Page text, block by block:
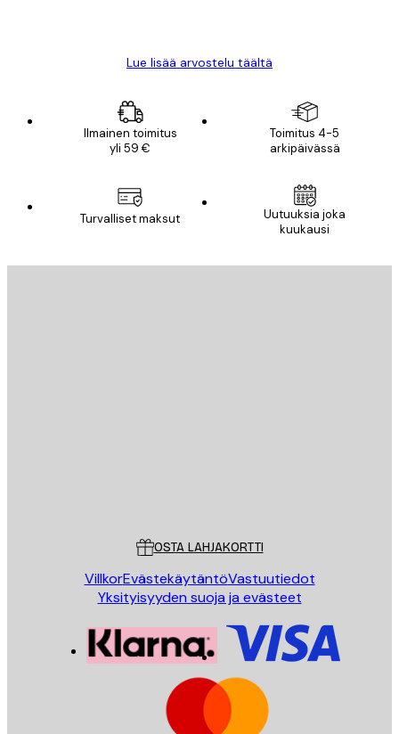
Lue lisää arvostelu täältä
Ilmainen toimitus
yli 59 €
Toimitus 4-5
arkipäivässä
Turvalliset maksut
Uutuuksia joka
kuukausi
OSTA LAHJAKORTTI
VillkorEvästekäytäntöVastuutiedot
Yksityisyyden suoja ja evästeet